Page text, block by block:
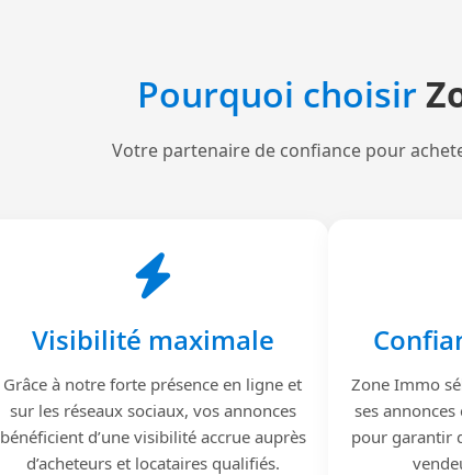
Pourquoi choisir
Votre partenaire de confiance pour
Visibilité maximale
Grâce à notre forte présence en ligne et
sur les réseaux sociaux, vos annonces
bénéficient d’une visibilité accrue auprès
d’acheteurs et locataires qualifiés.
Zone Immo
ses
pour garantir